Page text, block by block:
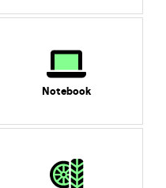
Notebook